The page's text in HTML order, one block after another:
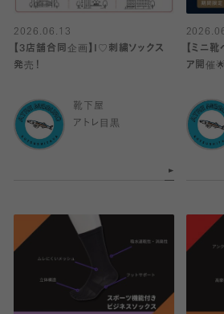
2026.06.13
【3店舗合同企画】I♡刺繍ソックス
発売！
靴下屋
アトレ目黒
【ミニ
ア開催🌟